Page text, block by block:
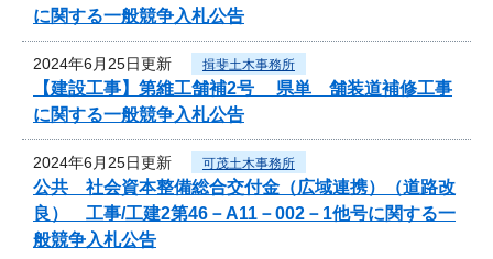
に関する一般競争入札公告
2024年6月25日更新 揖斐土木事務所
【建設工事】第維工舗補2号 県単 舗装道補修工事
に関する一般競争入札公告
2024年6月25日更新 可茂土木事務所
公共 社会資本整備総合交付金（広域連携）（道路改
良） 工事/工建2第46－A11－002－1他号に関する一
般競争入札公告